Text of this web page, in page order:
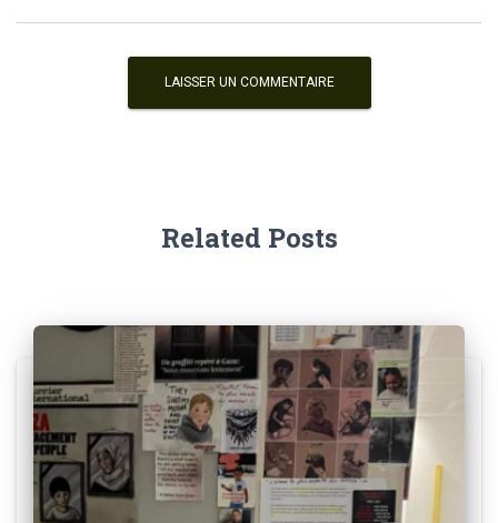
Related Posts